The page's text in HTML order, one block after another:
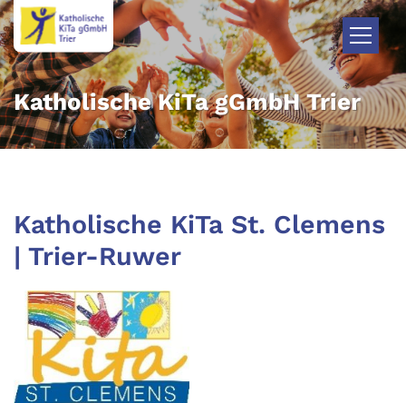
Zum Inhalt springen
Katholische KiTa gGmbH Trier
Katholische KiTa St. Clemens
| Trier-Ruwer